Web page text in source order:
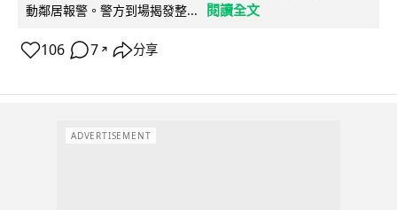
動鄰居報警。警方到場揭發整...
閱讀全文
106 7 ↗ 分享
ADVERTISEMENT